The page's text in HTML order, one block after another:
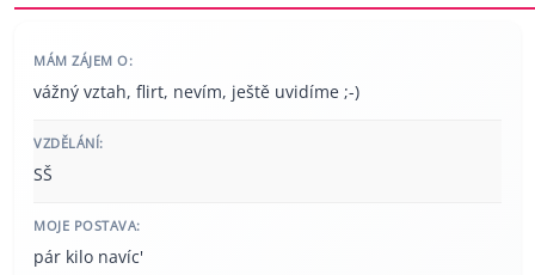
MÁM ZÁJEM O:
vážný vztah, flirt, nevím, ještě uvidíme ;-)
VZDĚLÁNÍ:
SŠ
MOJE POSTAVA:
pár kilo navíc'